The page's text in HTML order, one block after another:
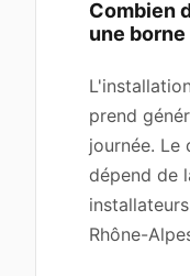
Combien
une borne
prend
journée. Le
dépend de
Rhône-